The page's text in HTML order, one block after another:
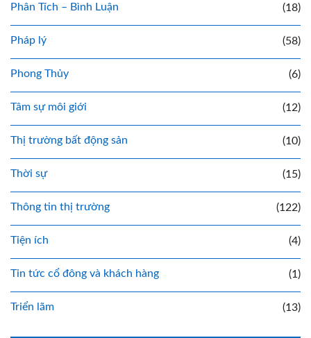
Phân Tích – Bình Luận (18)
Pháp lý (58)
Phong Thủy (6)
Tâm sự môi giới (12)
Thị trường bất động sản (10)
Thời sự (15)
Thông tin thị trường (122)
Tiện ích (4)
Tin tức cổ đông và khách hàng (1)
Triển lãm (13)